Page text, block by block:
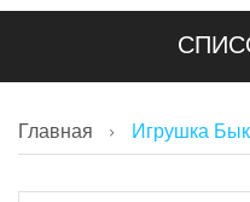
Главная Игрушка